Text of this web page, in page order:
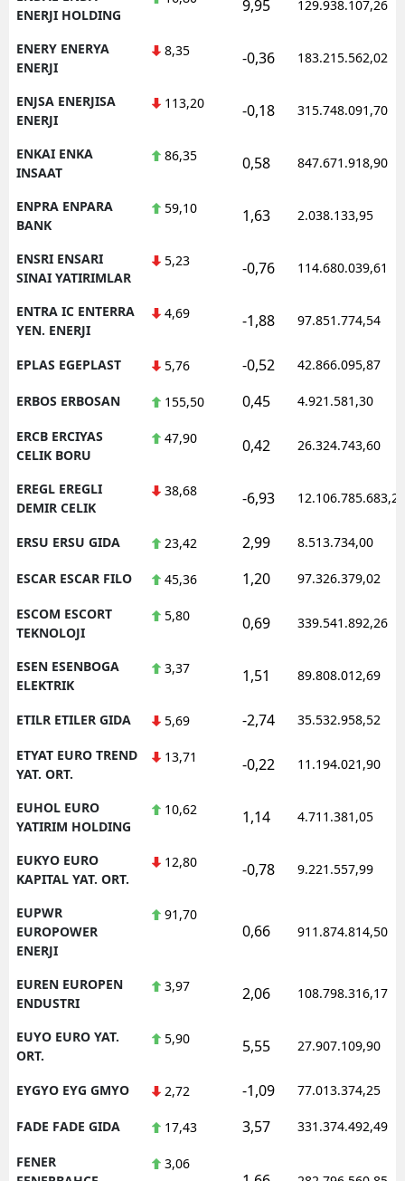
ENERJI HOLDING
9,95 129.938.107,26
ENERY ENERYA
ENERJI
8,35 -0,36 183.215.562,02
ENJSA ENERJISA
ENERJI
113,20 -0,18 315.748.091,70
ENKAI ENKA
INSAAT
86,35 0,58 847.671.918,90
ENPRA ENPARA
BANK
59,10 1,63 2.038.133,95
ENSRI ENSARI
SINAI YATIRIMLAR
5,23 -0,76 114.680.039,61
ENTRA IC ENTERRA
YEN. ENERJI
4,69 -1,88 97.851.774,54
EPLAS EGEPLAST 5,76 -0,52 42.866.095,87
ERBOS ERBOSAN 155,50 0,45 4.921.581,30
ERCB ERCIYAS
CELIK BORU
47,90 0,42 26.324.743,60
EREGL EREGLI
DEMIR CELIK
38,68 -6,93 12.106.785.683,20
ERSU ERSU GIDA 23,42 2,99 8.513.734,00
ESCAR ESCAR FILO 45,36 1,20 97.326.379,02
ESCOM ESCORT
TEKNOLOJI
5,80 0,69 339.541.892,26
ESEN ESENBOGA
ELEKTRIK
3,37 1,51 89.808.012,69
ETILR ETILER GIDA 5,69 -2,74 35.532.958,52
ETYAT EURO TREND
YAT. ORT.
13,71 -0,22 11.194.021,90
EUHOL EURO
YATIRIM HOLDING
10,62 1,14 4.711.381,05
EUKYO EURO
KAPITAL YAT. ORT.
12,80 -0,78 9.221.557,99
EUPWR
EUROPOWER
ENERJI
91,70
0,66 911.874.814,50
EUREN EUROPEN
ENDUSTRI
3,97 2,06 108.798.316,17
EUYO EURO YAT.
ORT.
5,90 5,55 27.907.109,90
EYGYO EYG GMYO 2,72 -1,09 77.013.374,25
FADE FADE GIDA 17,43 3,57 331.374.492,49
FENER
3,06